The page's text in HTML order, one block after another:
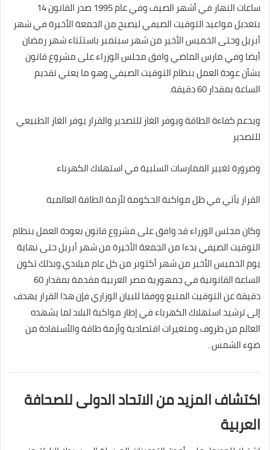
ساعات النهار في أشهر الصيف وفي عام 1995 صدر القانون 14
بتعديل مواعيد التوقيت الصيفي ليصبح من الجمعة الأخيرة في شهر
أبريل وحتى الخميس الأخير من شهر سبتمبر باستثناء شهر رمضان
أيضا وفي مارس الماضي وافق مجلس الوزراء على مشروع قانون
بشأن عودة العمل بنظام التوقيت الصيفي وهو ما يعني تقديم
الساعة بمقدار 60 دقيقة.
ويدعم كفاءة الطاقة ويوفر الغاز للتصدير والقرار يوفر الغاز الطبيعي
للتصدير
وضرورة تغيير الممارسات السلبية في استهلاك الكهرباء
القرار يأتي في ظل مواكبة الحكومة لأزمة الطاقة العالمية
وكان مجلس الوزراء قد وافق على مشروع قانون بعودة العمل بنظام
التوقيت الصيفي بدءا من الجمعة الأخيرة من شهر أبريل حتى نهاية
يوم الخميس الأخير من شهر أكتوبر من كل عام ميلادي.وبذلك تكون
الساعة القانونية في جمهورية مصر العربية مقدمة بمقدار 60
دقيقة عن التوقيت المتبع.ووفقا للبيان الوزاري فإن هذا القرار يهدف
إلى ترشيد استهلاك الكهرباء في إطار مواكبة البلاد لما يشهده
العالم من ظروف ومتغيرات اقتصادية وأزمة طاقة والأستفادة من
ضوء الشمس .
اكتشاف المزيد من الاتحاد الدولى للصحافة
العربية